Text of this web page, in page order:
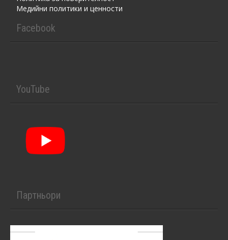
Медийни политики и ценности
Facebook
YouTube
Партньори